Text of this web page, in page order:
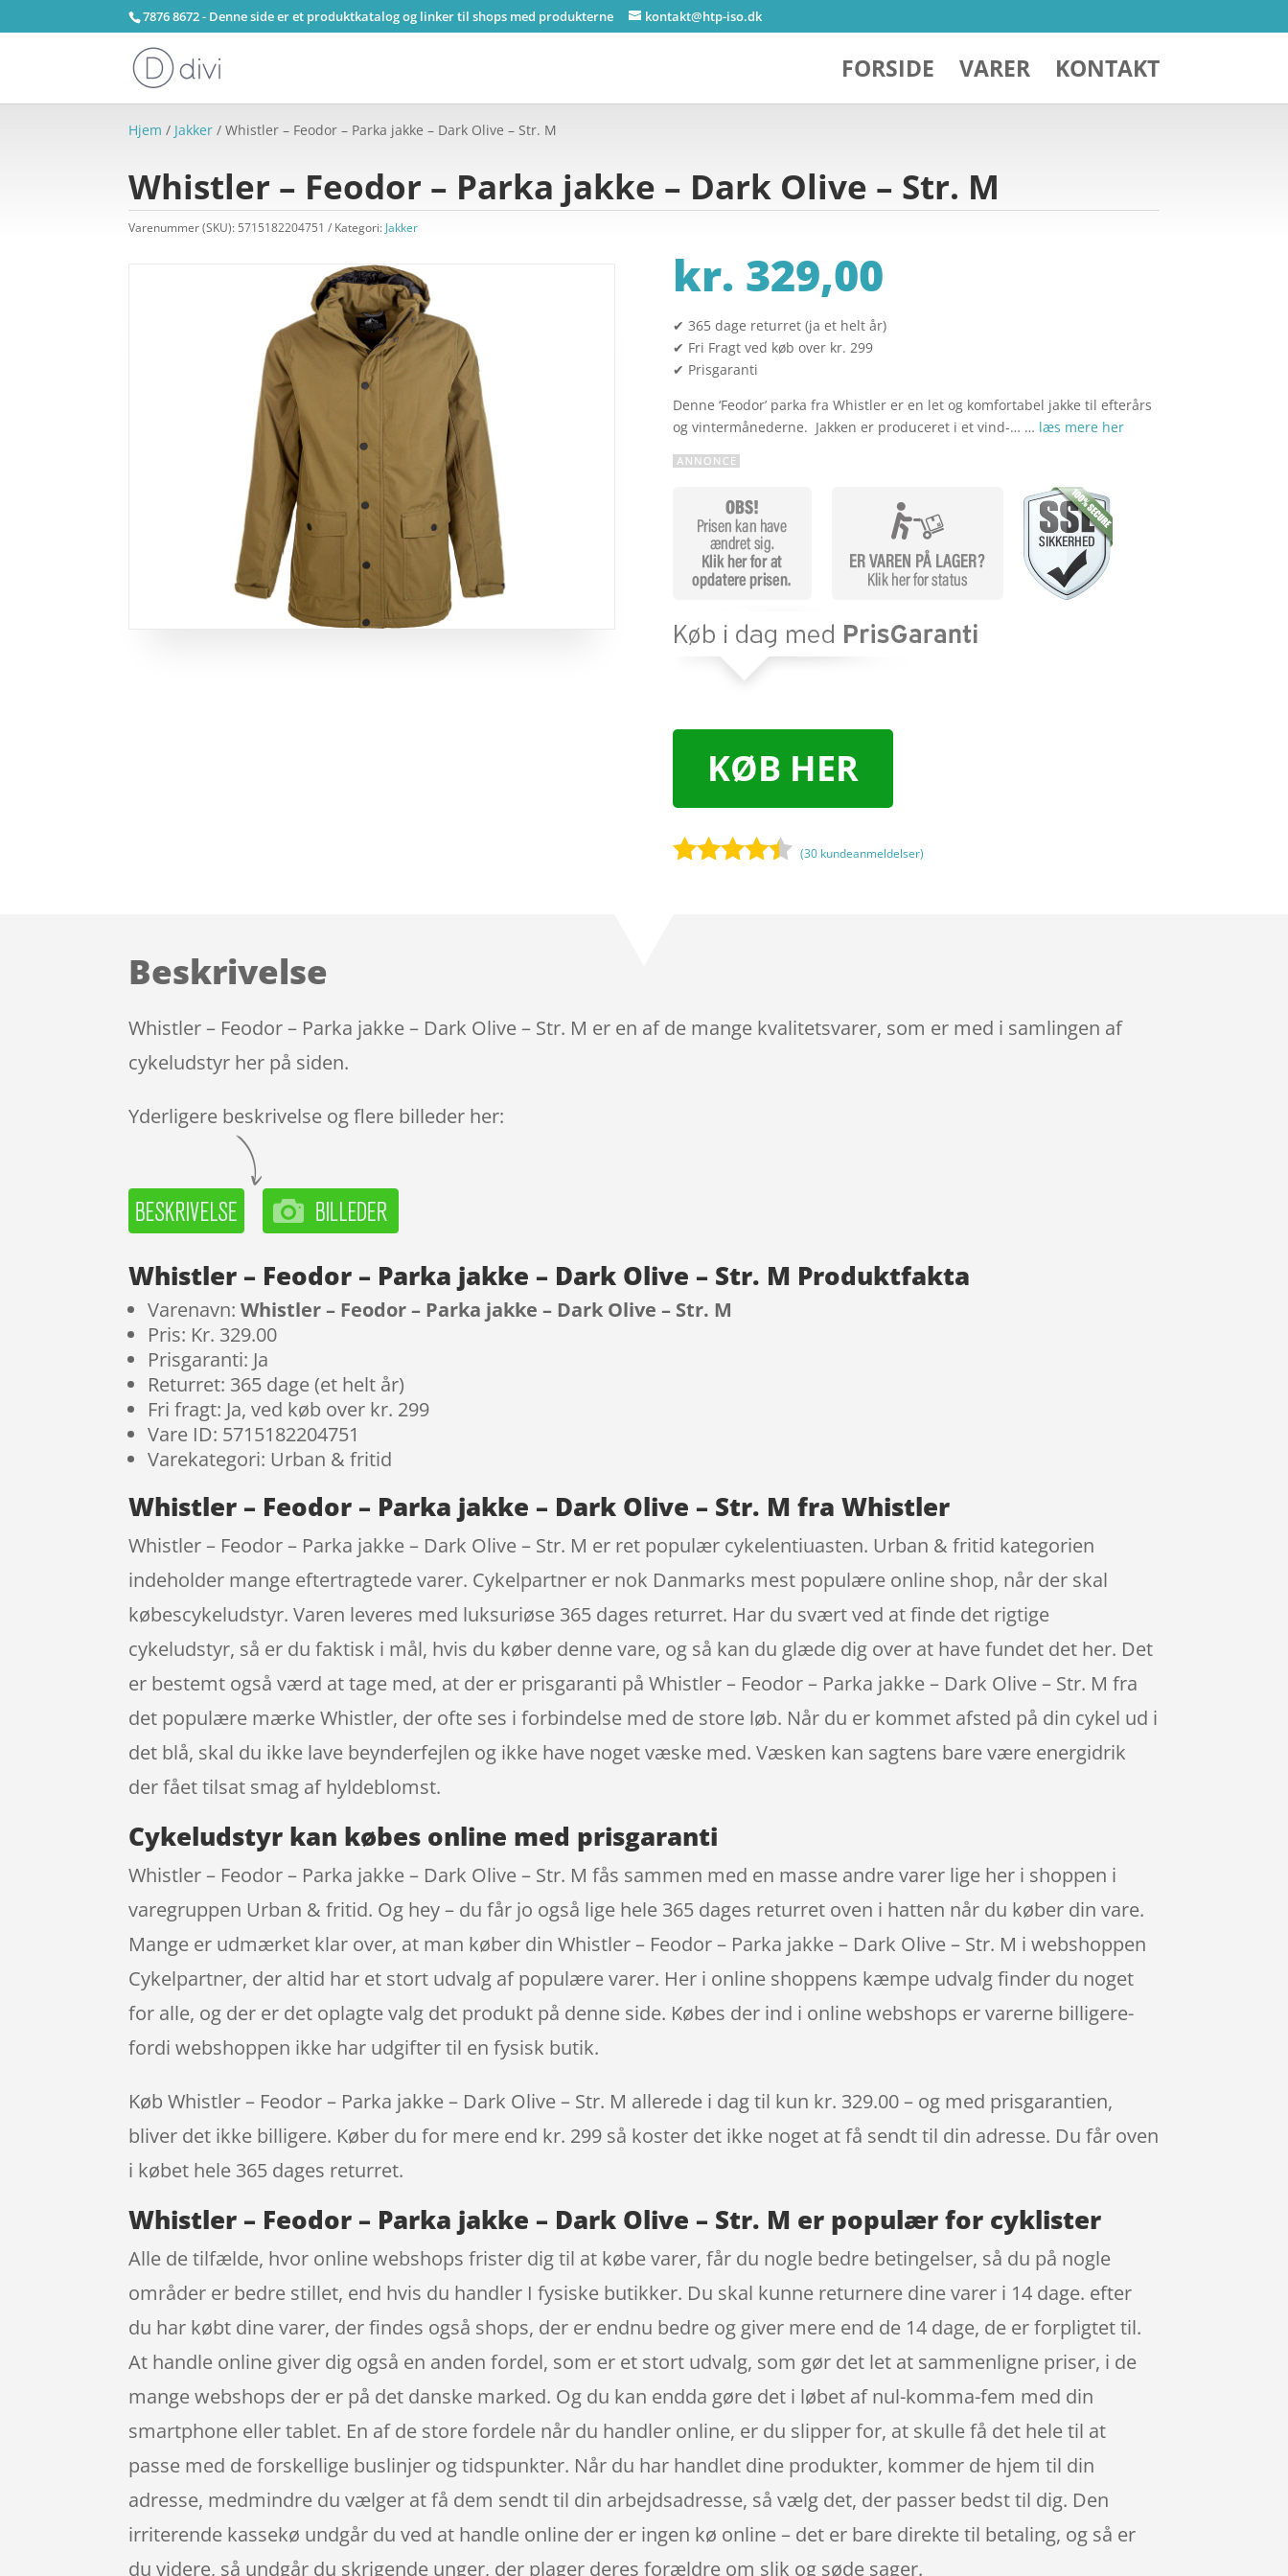
7876 8672 - Denne side er et produktkatalog og linker til shops med produkterne kontakt@htp-iso.dk
FORSIDE VARER KONTAKT
Hjem / Jakker / Whistler – Feodor – Parka jakke – Dark Olive – Str. M
Whistler – Feodor – Parka jakke – Dark Olive – Str. M
Varenummer (SKU): 5715182204751 Kategori: Jakker
kr. 329,00
✔ 365 dage returret (ja et helt år)
✔ Fri Fragt ved køb over kr. 299
✔ Prisgaranti
Denne ‘Feodor’ parka fra Whistler er en let og komfortabel jakke til efterårs
og vintermånederne. Jakken er produceret i et vind-… … læs mere her
KØB HER
mmelser
(30 kundeanmeldelser)
Beskrivelse
Whistler – Feodor – Parka jakke – Dark Olive – Str. M er en af de mange kvalitetsvarer, som er med i samlingen af
cykeludstyr her på siden.
Yderligere beskrivelse og flere billeder her:
Whistler – Feodor – Parka jakke – Dark Olive – Str. M Produktfakta
Varenavn:Whistler – Feodor – Parka jakke – Dark Olive – Str. M
Pris: Kr. 329.00
Prisgaranti: Ja
Returret: 365 dage (et helt år)
Fri fragt: Ja, ved køb over kr. 299
Vare ID: 5715182204751
Varekategori: Urban & fritid
Whistler – Feodor – Parka jakke – Dark Olive – Str. M fra Whistler
Whistler – Feodor – Parka jakke – Dark Olive – Str. M er ret populær cykelentiuasten. Urban & fritid kategorien
indeholder mange eftertragtede varer. Cykelpartner er nok Danmarks mest populære online shop, når der skal
købescykeludstyr. Varen leveres med luksuriøse 365 dages returret. Har du svært ved at finde det rigtige
cykeludstyr, så er du faktisk i mål, hvis du køber denne vare, og så kan du glæde dig over at have fundet det her. Det
er bestemt også værd at tage med, at der er prisgaranti på Whistler – Feodor – Parka jakke – Dark Olive – Str. M fra
det populære mærke Whistler, der ofte ses i forbindelse med de store løb. Når du er kommet afsted på din cykel ud i
det blå, skal du ikke lave beynderfejlen og ikke have noget væske med. Væsken kan sagtens bare være energidrik
der fået tilsat smag af hyldeblomst.
Cykeludstyr kan købes online med prisgaranti
Whistler – Feodor – Parka jakke – Dark Olive – Str. M fås sammen med en masse andre varer lige her i shoppen i
varegruppen Urban & fritid. Og hey – du får jo også lige hele 365 dages returret oven i hatten når du køber din vare.
Mange er udmærket klar over, at man køber din Whistler – Feodor – Parka jakke – Dark Olive – Str. M i webshoppen
Cykelpartner, der altid har et stort udvalg af populære varer. Her i online shoppens kæmpe udvalg finder du noget
for alle, og der er det oplagte valg det produkt på denne side. Købes der ind i online webshops er varerne billigere-
fordi webshoppen ikke har udgifter til en fysisk butik.
Køb Whistler – Feodor – Parka jakke – Dark Olive – Str. M allerede i dag til kun kr. 329.00 – og med prisgarantien,
bliver det ikke billigere. Køber du for mere end kr. 299 så koster det ikke noget at få sendt til din adresse. Du får oven
i købet hele 365 dages returret.
Whistler – Feodor – Parka jakke – Dark Olive – Str. M er populær for cyklister
Alle de tilfælde, hvor online webshops frister dig til at købe varer, får du nogle bedre betingelser, så du på nogle
områder er bedre stillet, end hvis du handler I fysiske butikker. Du skal kunne returnere dine varer i 14 dage. efter
du har købt dine varer, der findes også shops, der er endnu bedre og giver mere end de 14 dage, de er forpligtet til.
At handle online giver dig også en anden fordel, som er et stort udvalg, som gør det let at sammenligne priser, i de
mange webshops der er på det danske marked. Og du kan endda gøre det i løbet af nul-komma-fem med din
smartphone eller tablet. En af de store fordele når du handler online, er du slipper for, at skulle få det hele til at
passe med de forskellige buslinjer og tidspunkter. Når du har handlet dine produkter, kommer de hjem til din
adresse, medmindre du vælger at få dem sendt til din arbejdsadresse, så vælg det, der passer bedst til dig. Den
irriterende kassekø undgår du ved at handle online der er ingen kø online – det er bare direkte til betaling, og så er
du videre, så undgår du skrigende unger, der plager deres forældre om slik og søde sager.